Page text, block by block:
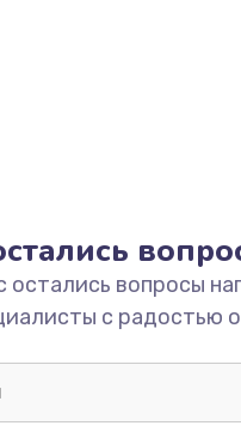
остались вопросы
с радостью